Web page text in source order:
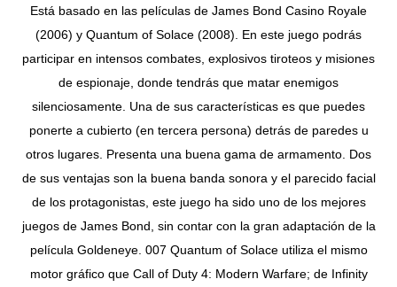
Está basado en las películas de James Bond Casino Royale
(2006) y Quantum of Solace (2008). En este juego podrás
participar en intensos combates, explosivos tiroteos y misiones
de espionaje, donde tendrás que matar enemigos
silenciosamente. Una de sus características es que puedes
ponerte a cubierto (en tercera persona) detrás de paredes u
otros lugares. Presenta una buena gama de armamento. Dos
de sus ventajas son la buena banda sonora y el parecido facial
de los protagonistas, este juego ha sido uno de los mejores
juegos de James Bond, sin contar con la gran adaptación de la
película Goldeneye. 007 Quantum of Solace utiliza el mismo
motor gráfico que Call of Duty 4: Modern Warfare; de Infinity